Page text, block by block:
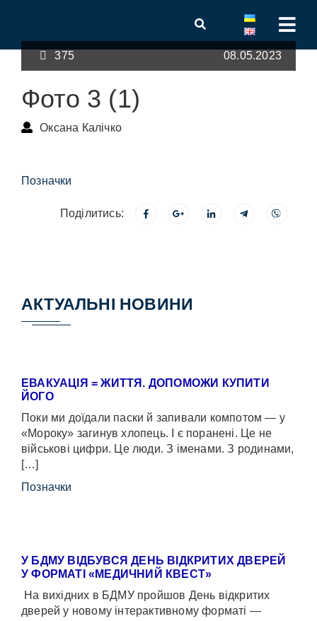
375 08.05.2023
Фото 3 (1)
Оксана Калічко
Позначки
Поділитись:
АКТУАЛЬНІ НОВИНИ
ЕВАКУАЦІЯ = ЖИТТЯ. ДОПОМОЖИ КУПИТИ
ЙОГО
Поки ми доїдали паски й запивали компотом — у
«Мороку» загинув хлопець. І є поранені. Це не
військові цифри. Це люди. З іменами. З родинами,
[…]
Позначки
У БДМУ ВІДБУВСЯ ДЕНЬ ВІДКРИТИХ ДВЕРЕЙ
У ФОРМАТІ «МЕДИЧНИЙ КВЕСТ»
На вихідних в БДМУ пройшов День відкритих
дверей у новому інтерактивному форматі —